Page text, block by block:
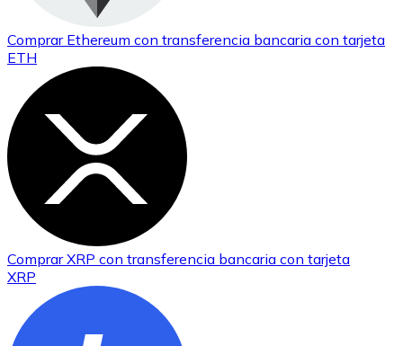
Comprar Ethereum con transferencia bancaria con tarjeta
ETH
ComprarXRP con transferencia bancaria con tarjeta
XRP